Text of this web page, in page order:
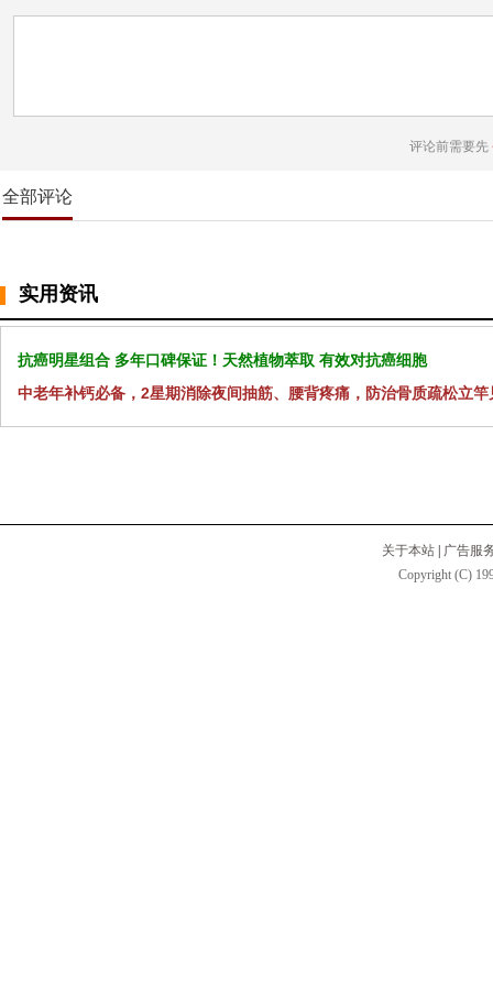
评论前需要先
全部评论
实用资讯
抗癌明星组合 多年口碑保证！天然植物萃取 有效对抗癌细胞
中老年补钙必备，2星期消除夜间抽筋、腰背疼痛，防治骨质疏松立竿
关于本站
广告服
Copyright (C)